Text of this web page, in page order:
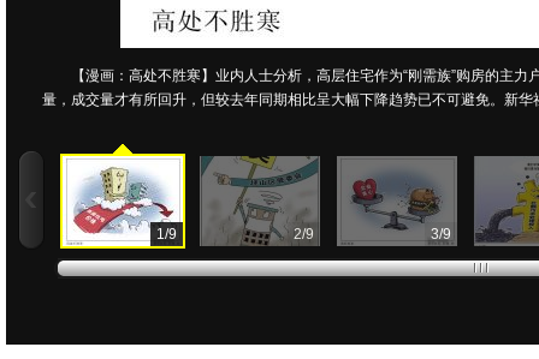
【漫画：高处不胜寒】业内人士分析，高层住宅作为“刚需族”购房的主
量，成交量才有所回升，但较去年同期相比呈大幅下降趋势已不可避免。新华
1/9 2/9 3/9